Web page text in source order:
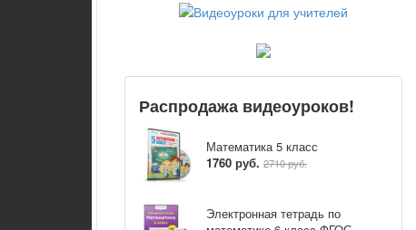
Распродажа видеоуроков!
Математика 5 класс
1760 руб. 2710 руб.
Электронная тетрадь по